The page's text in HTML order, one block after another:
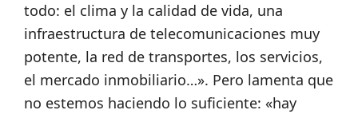
todo: el clima y la calidad de vida, una
infraestructura de telecomunicaciones muy
potente, la red de transportes, los servicios,
el mercado inmobiliario…». Pero lamenta que
no estemos haciendo lo suficiente: «hay